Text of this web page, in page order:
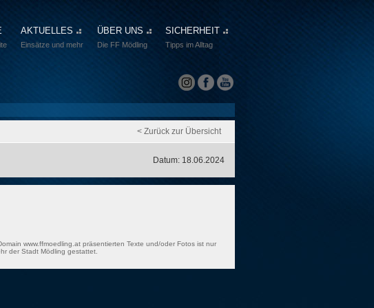
AKTUELLES
Einsätze und mehr
ÜBER UNS
Die FF Mödling
SICHERHEIT
Tipps im Alltag
< Zurück zur Übersicht
Datum: 18.06.2024
www.ffmoedling.at präsentierten Texte und/oder Fotos ist nur
der Stadt Mödling gestattet.